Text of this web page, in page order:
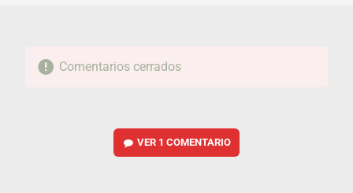
Comentarios cerrados
VER 1 COMENTARIO